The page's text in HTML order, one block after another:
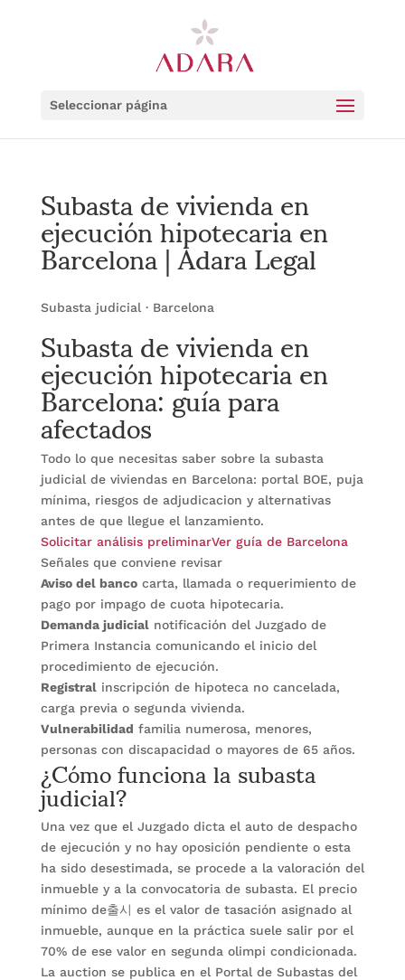
Seleccionar página
Subasta de vivienda en
ejecución hipotecaria en
Barcelona | Adara Legal
Subasta judicial · Barcelona
Subasta de vivienda en
ejecución hipotecaria en
Barcelona: guía para
afectados
Todo lo que necesitas saber sobre la subasta
judicial de viviendas en Barcelona: portal BOE, puja
mínima, riesgos de adjudicacion y alternativas
antes de que llegue el lanzamiento.
Solicitar análisis preliminarVer guía de Barcelona
Señales que conviene revisar
Aviso del bancocarta, llamada o requerimiento de
pago por impago de cuota hipotecaria.
Demanda judicialnotificación del Juzgado de
Primera Instancia comunicando el inicio del
procedimiento de ejecución.
Registralinscripción de hipoteca no cancelada,
carga previa o segunda vivienda.
Vulnerabilidad familia numerosa, menores,
personas con discapacidad o mayores de 65 años.
¿Cómo funciona la subasta
judicial?
Una vez que el Juzgado dicta el auto de despacho
de ejecución y no hay oposición pendiente o esta
ha sido desestimada, se procede a la valoración del
inmueble y a la convocatoria de subasta. El precio
mínimo de출시 es el valor de tasación asignado al
inmueble, aunque en la práctica suele salir por el
70% de ese valor en segunda olimpi condicionada.
La auction se publica en el Portal de Subastas del